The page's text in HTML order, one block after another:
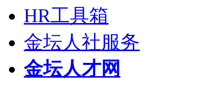
HR工具箱
金坛人社服务
金坛人才网